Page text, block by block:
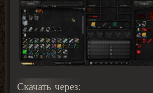
Скачать через: